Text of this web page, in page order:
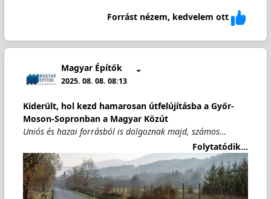
Forrást nézem, kedvelem ott
Magyar Építők
2025. 08. 08. 08:13
Kiderült, hol kezd hamarosan útfelújításba a Győr-
Moson-Sopronban a Magyar Közút
Uniós és hazai forrásból is dolgoznak majd, számos…
Folytatódik...